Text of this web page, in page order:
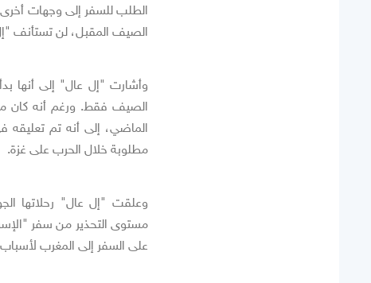
الصيف المقبل، لن تستأنف
وأشارت "إل عال" إلى أنها
الصيف فقط. ورغم أنه كان
الماضي، إلى أنه تم تعليقه
مطلوبة خلال الحرب على غزة.
وعلقت "إل عال" رحلاتها
مستوى التحذير من سفر
على السفر إلى المغرب لأسباب